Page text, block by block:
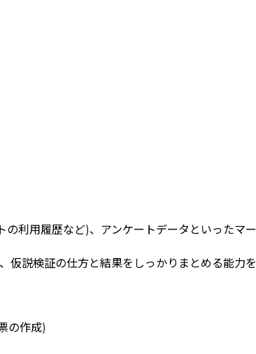
利用履歴など)、アンケートデータといったマ
説検証の仕方と結果をしっかりまとめる能力を
の作成)